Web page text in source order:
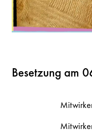
Besetzung am